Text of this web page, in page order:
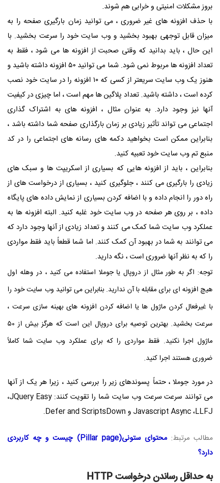
بروز مشکلات امنیتی و خرابی هم شوند.
با حذف افزونه های غیر ضروری ، می توانید زمان بارگیری صفحه را به
میزان قابل توجهی بهبود بخشید و وب سایت خود را سرعت بخشید. با
این حال ، باید بدانید که وقتی صحبت از افزونه ها می شود ، فقط به
تعداد افزونه ها مربوط نمی شود. شما می توانید ۵۰ افزونه داشته باشید و
هنوز یک وب سایت سریعتر از کسی که ۱۰ افزونه را در سایت خود نصب
کرده است ، داشته باشید. تعداد پلاگین ها مهم است ، اما چیزی در کیفیت
آنها نیز وجود دارد. به عنوان مثال ، افزونه های به اشتراک گذاری
اجتماعی می تواند تأثیر زیادی بر زمان بارگذاری صفحه شما داشته باشد ،
بنابراین ممکن است بخواهید دکمه های رسانه های اجتماعی را در کد
منبع تم وب سایت خود تعبیه کنید.
بنابراین ، باید از افزونه هایی که بسیاری از اسکریپت ها و سبک های
زیادی را بارگیری می کنند ، جلوگیری کنید ، بسیاری از درخواست های از
راه دور را انجام داده و با اضافه کردن بسیاری از نمایش داده های پایگاه
داده ، بر روی هر صفحه در وب سایت خود غلبه کنید. البته افزونه ها به
عملکرد وب سایت شما کمک می کنند و تعداد زیادی از آنها وجود دارد که
می توانند به شما در بهبود آن کمک کنند. اما شما قطعاً باید فقط مواردی
را که به نظر آنها ضروری است ، نگه دارید.
توجه: اگر به طور مثال از دروپال یا جوملا استفاده می کنید ، در وهله اول
هیچ افزونه ای برای مقابله با آن ندارید. بنابراین می توانید وب سایت خود را
با غیرفعال کردن ماژول ها یا اضافه کردن افزونه های بهینه سازی سرعت ،
سرعت بخشید. بهترین توصیه برای دروپال این است که هرگز بیش از ۵۰
ماژول اجرا نکنید. فقط مواردی را که برای عملکرد وب سایت شما کاملاً
ضروری هستند اجرا کنید.
در مورد جوملا ، حتماً پسوندهای زیر را بررسی کنید ، زیرا هر یک از آنها
می توانند سرعت سرعت وب سایت شما را تقویت کنند:JQuery Easy،
LLFJ،Javascript Asyncو Defer and ScriptsDown
.
مطالب مرتبط:
محتوای ستونی(Pillar page) چیست و چه کاربردی
دارد؟
به حداقل رساندن درخواست HTTP